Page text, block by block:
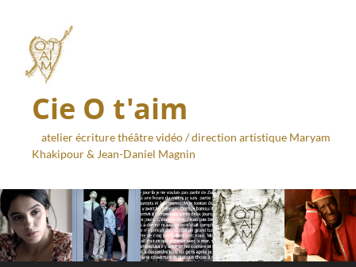
Cie O t'aim
atelier écriture théâtre vidéo / direction artistique Maryam
Khakipour & Jean-Daniel Magnin